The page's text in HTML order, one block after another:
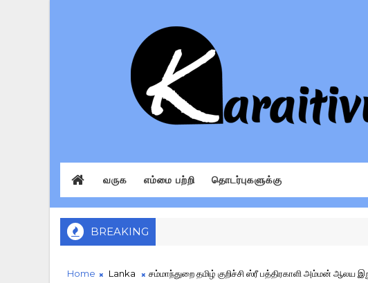
வருக எம்மை பற்றி தொடர்புகளுக்கு
BREAKING
Home Lanka சம்மாந்துறை தமிழ் குறிச்சி ஸ்ரீ பத்திரகாளி அம்மன் ஆலய